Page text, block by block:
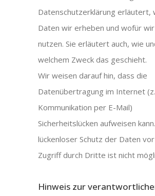
Datenschutzerklärung erläutert,
Daten wir erheben und wofür
nutzen. Sie erläutert auch, wie
welchem Zweck das geschieht.
Wir weisen darauf hin, dass die
Datenübertragung im Internet
Kommunikation per E-Mail)
Sicherheitslücken aufweisen
lückenloser Schutz der Daten
Zugriff durch Dritte ist nicht
Hinweis zur